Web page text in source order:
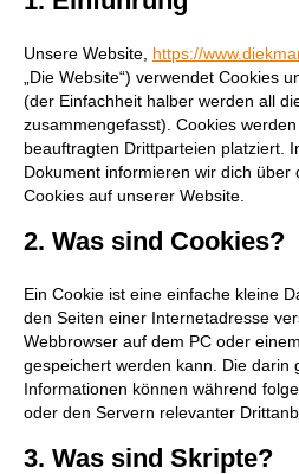
Unsere Website, https://
„Die Website“) verwendet Cookies
(der Einfachheit halber werden all
zusammengefasst). Cookies
beauftragten Drittparteien platziert.
Dokument informieren wir dich über
Cookies auf unserer Website.
2. Was sind Cookies?
Ein Cookie ist eine einfache kleine
den Seiten einer Internetadresse
Webbrowser auf dem PC oder
gespeichert werden kann. Die darin
Informationen können während
oder den Servern relevanter
3. Was sind Skripte?